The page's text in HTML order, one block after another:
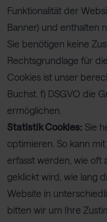
Funktionalität der
Banner) und enthalten
Sie benötigen keine
Rechtsgrundlage für
Cookies ist unser
Buchst. f) DSGVO die
ermöglichen.
Statistik Cookies: Sie
optimieren. So kann
erfasst werden, wie oft
geklickt wird, wie lang
Website in
bitten wir um Ihre